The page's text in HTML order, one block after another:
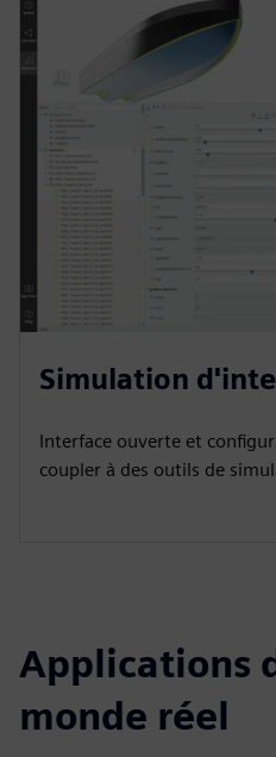
Simulation
Interface ouverte et
coupler à des outils de
Applications
monde réel